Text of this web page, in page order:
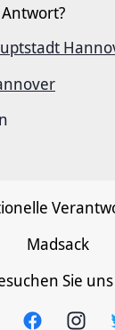
Madsack
Sie